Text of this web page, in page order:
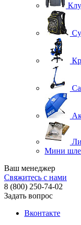
Мини
Ваш менеджер
Свяжитесь с нами
8 (800) 250-74-02
Задать вопрос
Вконтакте